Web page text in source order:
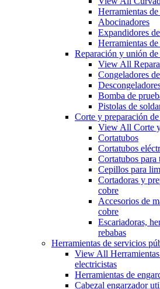
Herramientas
Abocinadores
Expandidores
Herramientas
Reparación y unión de
View All
Congeladores
Bomba de
Pistolas de
Corte y preparación
View All Corte
Cortatubos
Cortatubos
Cortatubos para
Cepillos para
Cortadoras y
cobre
Accesorios de
cobre
Escariadoras,
rebabas
Herramientas de servicios
View All
electricistas
Herramientas de
Cabezal engarzador